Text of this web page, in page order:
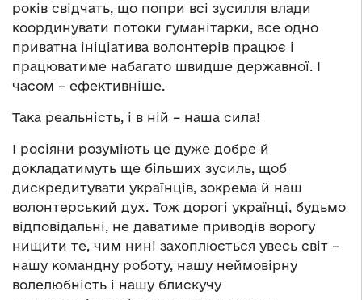
років свідчать, що попри всі зусилля влади
координувати потоки гуманітарки, все одно
приватна ініціатива волонтерів працює і
працюватиме набагато швидше державної. І
часом – ефективніше.
Така реальність, і в ній – наша сила!
І росіяни розуміють це дуже добре й
докладатимуть ще більших зусиль, щоб
дискредитувати українців, зокрема й наш
волонтерський дух. Тож дорогі українці, будьмо
відповідальні, не даватиме приводів ворогу
нищити те, чим нині захоплюється увесь світ –
нашу командну роботу, нашу неймовірну
волелюбність і нашу блискучу